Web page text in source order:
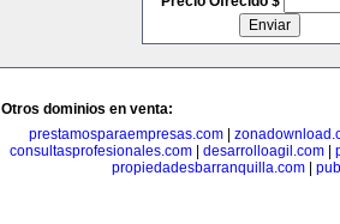
Otros dominios en venta:
prestamosparaempresas.com
consultasprofesionales.com| desarrolloagil.com|
propiedadesbarranquilla.com